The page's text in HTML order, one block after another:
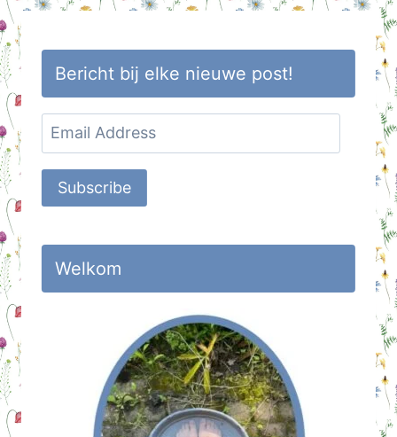
Bericht bij elke nieuwe post!
Email
Address
Subscribe
Welkom